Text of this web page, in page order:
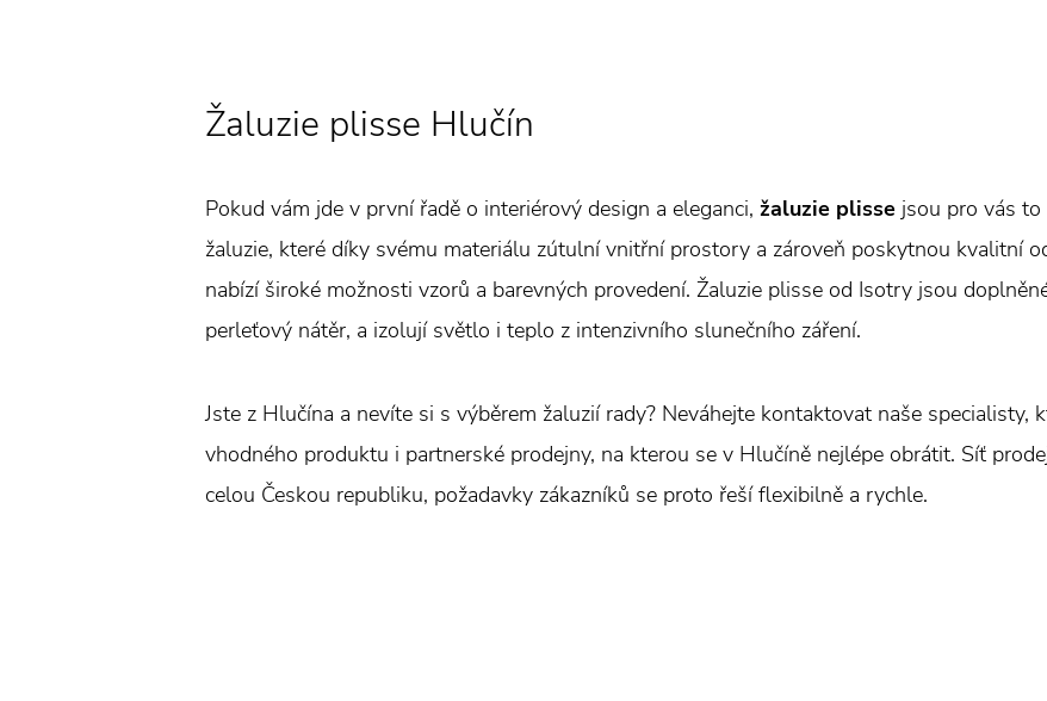
Žaluzie plisse Hlučín
Pokud vám jde v první řadě o interiérový design a eleganci, žaluzie plisse jsou pro vás to
žaluzie, které díky svému materiálu zútulní vnitřní prostory a zároveň poskytnou kvalitní
nabízí široké možnosti vzorů a barevných provedení. Žaluzie plisse od Isotry jsou
perleťový nátěr, a izolují světlo i teplo z intenzivního slunečního záření.
Jste z Hlučína a nevíte si s výběrem žaluzií rady? Neváhejte kontaktovat naše specialisty,
vhodného produktu i partnerské prodejny, na kterou se v Hlučíně nejlépe obrátit. Síť
celou Českou republiku, požadavky zákazníků se proto řeší flexibilně a rychle.